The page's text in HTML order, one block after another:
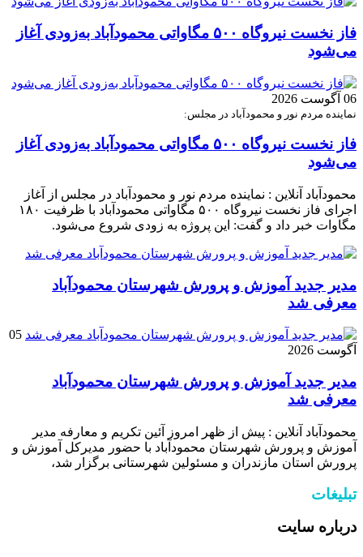
فاز نخست نیروگاه ۵۰۰ مگاواتی محمودآباد به‌زودی آغاز
می‌شود
06 آگوست 2026
نماینده مردم نور و محمودآباد در مجلس:
فاز نخست نیروگاه ۵۰۰ مگاواتی محمودآباد به‌زودی آغاز
می‌شود
محمودآباد آنلاین : نماینده مردم نور و محمودآباد در مجلس از آغاز
اجرای فاز نخست نیروگاه ۵۰۰ مگاواتی محمودآباد با ظرفیت ۱۸۰
مگاوات خبر داد و گفت: این پروژه به زودی شروع می‌شود.
مدیر جدید آموزش و پرورش شهرستان محمودآباد
معرفی شد
05
آگوست 2026
مدیر جدید آموزش و پرورش شهرستان محمودآباد
معرفی شد
محمودآباد آنلاین : پیش از ظهر امروز آئین تکریم و معارفه مدیر
آموزش و پرورش شهرستان محمودآباد با حضور مدیرکل آموزش و
پرورش استان مازندران و مسئولین شهرستانی برگزار شد،
تبلیغات
درباره سایت